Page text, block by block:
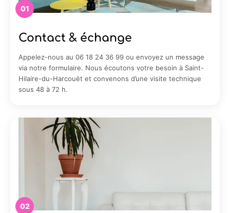
01
Contact & échange
Appelez-nous au 06 18 24 36 99 ou envoyez un message
via notre formulaire. Nous écoutons votre besoin à Saint-
Hilaire-du-Harcouët et convenons d’une visite technique
sous 48 à 72 h.
02